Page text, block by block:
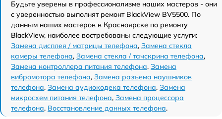
Будьте уверены в профессионализме наших мастеров - они
с уверенностью выполнят ремонт BlackView BV5500. По
данным наших мастеров в Красноярске по ремонту
BlackView, наиболее востребованы следующие услуги:
Замена дисплея / матрицы телефона, Замена стекла
камеры телефона, Замена стекла / тачскрина телефона,
Замена контроллера питания телефона, Замена
вибромотора телефона, Замена разъема наушников
телефона, Замена аудиокодека телефона, Замена
микросхем питания телефона, Замена процессора
телефона, Восстановление данных телефона.